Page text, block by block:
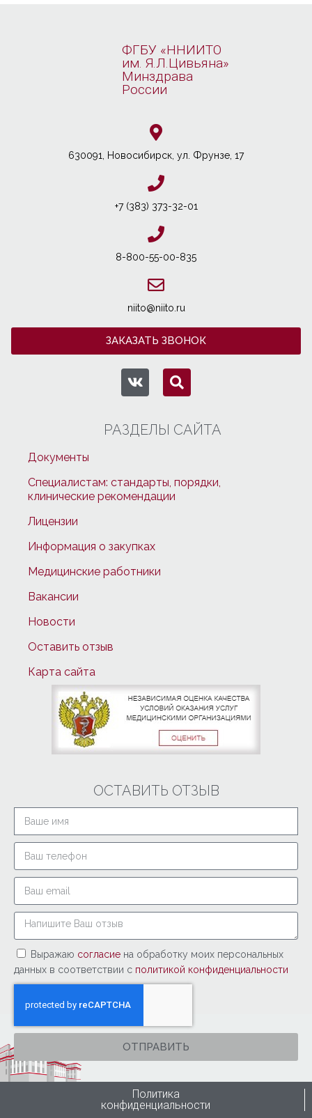
ФГБУ «ННИИТО
им. Я.Л.Цивьяна»
Минздрава
России
630091, Новосибирcк, ул. Фрунзе, 17
+7 (383) 373-32-01
8-800-55-00-835
niito@niito.ru
ЗАКАЗАТЬ ЗВОНОК
РАЗДЕЛЫ САЙТА
Документы
Специалистам: стандарты, порядки,
клинические рекомендации
Лицензии
Информация о закупках
Медицинские работники
Вакансии
Новости
Оставить отзыв
Карта сайта
ОСТАВИТЬ ОТЗЫВ
Выражаю согласие на обработку моих персональных
данных в соответствии с политикой конфиденциальности
ОТПРАВИТЬ
Политика
конфиденциальности